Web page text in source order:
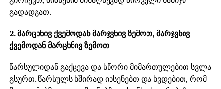
გადადგათ.
2. მარცხნივ ქვემოდან მარჯვნივ ზემოთ, მარჯვნივ
ქვემოდან მარცხნივ ზემოთ
წარსულიდან გაქცევა და სწორი მიმართულებით სვლა
გსურთ. წარსულს ხშირად იხსენებთ და ხვდებით, რომ